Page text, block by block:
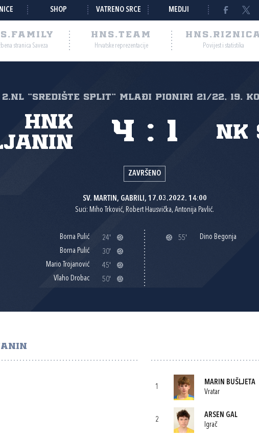
SHOP VATRENO SRCE MEDIJI
stranica Saveza
HNS.TEAM
Hrvatske reprezentacije Povijest i statistika
2.NL "SREDIŠTE SPLIT" Mlađi pioniri 21/22, 19.
HNK
4 : 1
ZAVRŠENO
SV. MARTIN, GABRILI, 17.03.2022. 14:00
Suci: Miho Trković, Robert Hausvička, Antonija Pavlić.
Borna Pulić
24'
Borna Pulić
30'
Mario Trojanović
45'
Vlaho Drobac
50'
55' Dino Begonja
1
MARIN BUŠLJETA
Vratar
2
ARSEN GAL
Igrač